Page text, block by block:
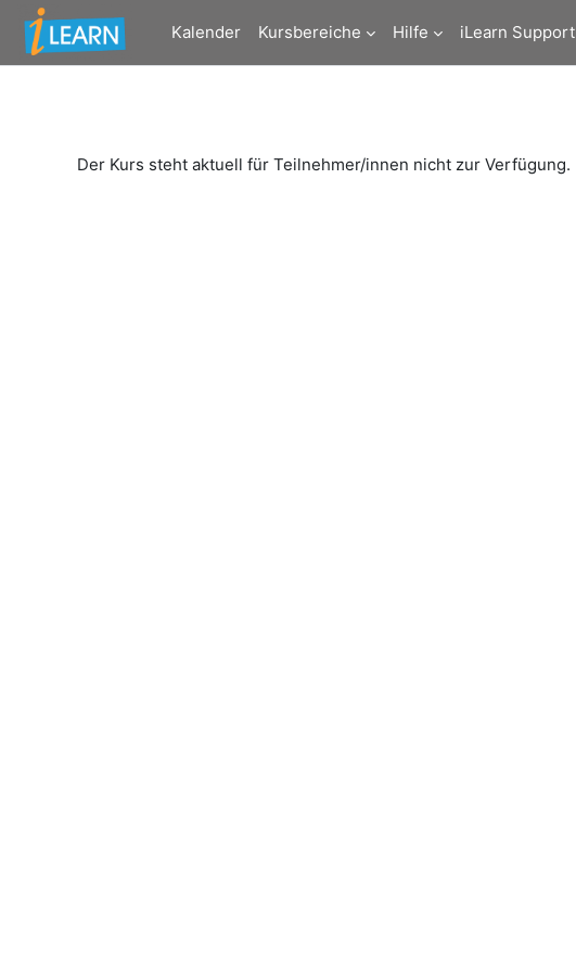
Zum Hauptinhalt
Kalender
Kursbereiche Hilfe iLearn Support
Der Kurs steht aktuell für Teilnehmer/innen nicht zur Verfügung.